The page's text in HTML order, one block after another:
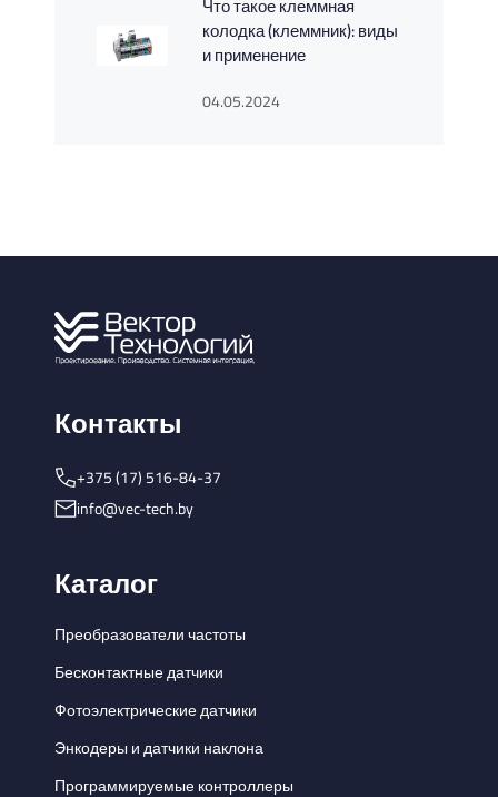
колодка (клеммник): виды
и применение
04.05.2024
Контакты
+375 (17) 516-84-37
info@vec-tech.by
Каталог
Преобразователи частоты
Бесконтактные датчики
Фотоэлектрические датчики
Энкодеры и датчики наклона
Программируемые контроллеры